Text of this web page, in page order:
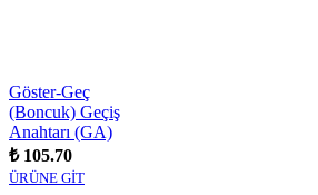
Göster-Geç
(Boncuk) Geçiş
Anahtarı (GA)
₺ 105.70
ÜRÜNE GİT